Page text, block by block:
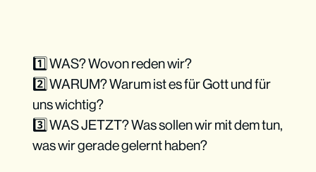
1️⃣ WAS? Wovon reden wir?
2️⃣ WARUM? Warum ist es für Gott und für
uns wichtig?
3️⃣ WAS JETZT? Was sollen wir mit dem tun,
was wir gerade gelernt haben?